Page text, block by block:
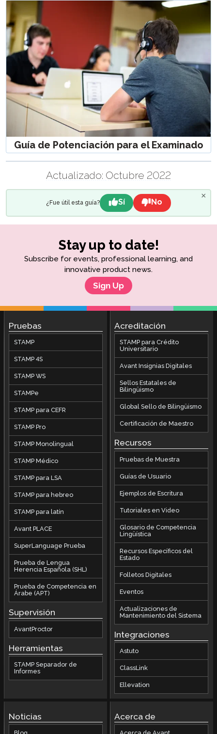
Guía de Potenciación para el Examinado
Actualizado: Octubre 2022
¿Fue útil esta guía? Sí No
×
Stay up to date!
Subscribe for events, professional learning, and
innovative product news.
Sign Up
Pruebas
STAMP
STAMP 4S
STAMP WS
STAMPe
STAMP para CEFR
STAMP Pro
STAMP Monolingual
STAMP Médico
STAMP para LSA
STAMP para hebreo
STAMP para latín
Avant PLACE
SuperLanguage Prueba
Prueba de Lengua
Herencia Española (SHL)
Prueba de Competencia en
Árabe (APT)
Supervisión
AvantProctor
Herramientas
STAMP Separador de
Informes
Acreditación
STAMP para Crédito
Universitario
Avant Insignias Digitales
Sellos Estatales de
Bilingüismo
Global Sello de Bilingüismo
Certificación de Maestro
Recursos
Pruebas de Muestra
Guías de Usuario
Ejemplos de Escritura
Tutoriales en Video
Glosario de Competencia
Lingüística
Recursos Específicos del
Estado
Folletos Digitales
Eventos
Actualizaciones de
Mantenimiento del Sistema
Integraciones
Astuto
ClassLink
Ellevation
Noticias Acerca de